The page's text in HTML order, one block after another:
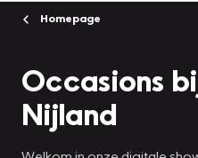
Homepage
Occasions
Nijland